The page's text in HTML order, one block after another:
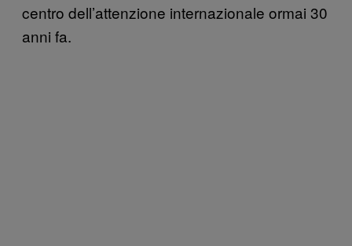
centro dell’attenzione internazionale ormai 30
anni fa.